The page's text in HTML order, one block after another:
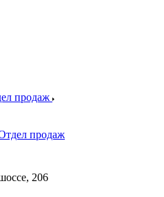
продаж
продаж
206